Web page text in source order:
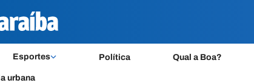
Esportes Política Qual a Boa?
urbana